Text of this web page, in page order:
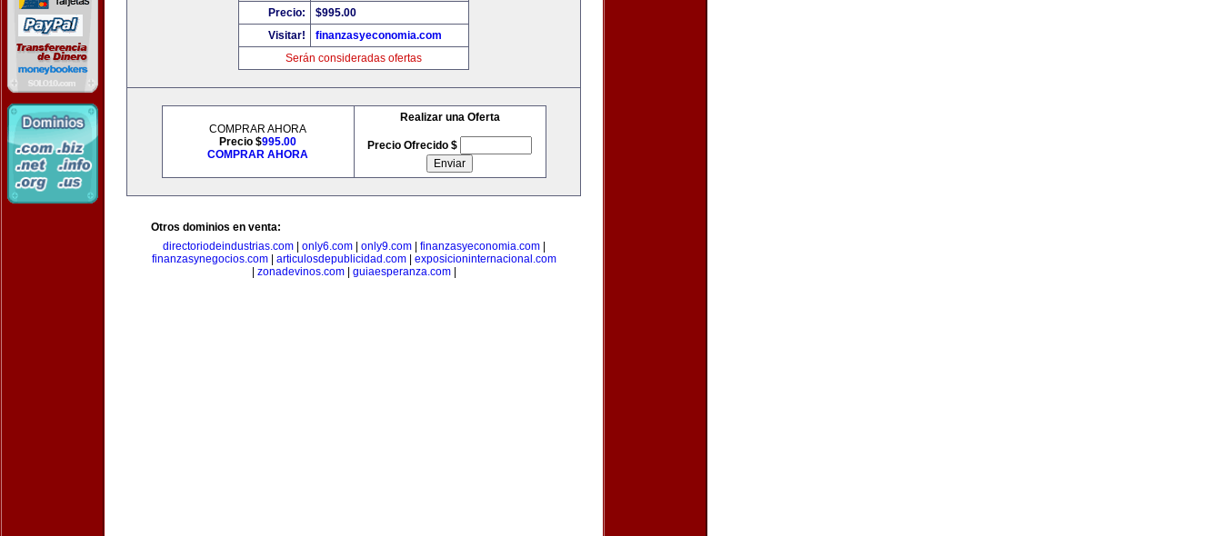
Precio:
$995.00
Visitar!
finanzasyeconomia.com
Serán consideradas ofertas
COMPRAR AHORA
Precio $995.00
COMPRAR AHORA
Realizar una Oferta
Precio Ofrecido $
Otros dominios en venta:
directoriodeindustrias.com| only6.com| only9.com| finanzasyeconomia.com|
finanzasynegocios.com| articulosdepublicidad.com| exposicioninternacional.com
zonadevinos.com| guiaesperanza.com|